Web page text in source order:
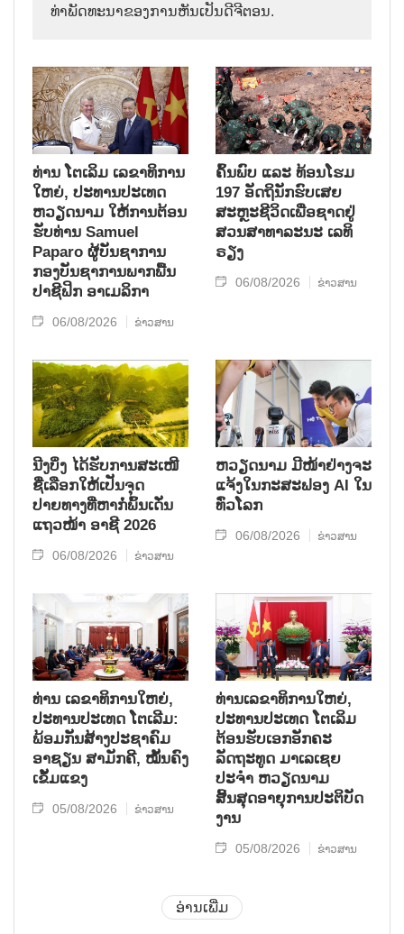
ທ່າພັດທະນາຂອງການຫັນເປັນດີຈີຕອນ.
ທ່ານ ໂຕ​ເລິມ ເລ​ຂາ​ທິ​ການ​
ໃຫຍ່, ປະ​ທານ​ປະ​ເທດ ​
ຫວຽດ​ນາມ ໃຫ້​ການ​ຕ້ອນ​
ຮັບ​ທ່ານ Samuel
Paparo ຜູ້​ບັນ​ຊາ​ການ
ກອງ​ບັນ​ຊາ​ການພາກ​ພື້ນ​
ປາ​ຊີ​ຟິກ ອາ​ເມ​ລິ​ກາ
06/08/2026 ຂ່າວສານ
ຄົ້ນ​ພົບ ແລະ ທ້ອນ​ໂຮມ
197 ອັດ​ຖິ​ນັກ​ຮົບ​ເສຍ​
ສະຫຼະ​ຊີ​ວິດ​ເພື່ອ​ຊາດ​ຢູ່​
ສວນ​ສາ​ທາ​ລະ​ນະ ເລ​ທິ​
ຣຽງ
06/08/2026 ຂ່າວສານ
ນີງບິ່ງ ໄດ້ຮັບການສະເໜີ
ຊື່ເລືອກໃຫ້ເປັນຈຸດ
ປາຍທາງທີ່ຫາກໍ່ພົ້ນເດັ່ນ
ແຖວໜ້າ ອາຊີ 2026
06/08/2026 ຂ່າວສານ
ຫວຽດນາມ ມີໜ້າຢ່າງຈະ
ແຈ້ງໃນກະສະຟອງ AI ໃນ
ທົ່ວໂລກ
06/08/2026 ຂ່າວສານ
ທ່ານ ເລຂາທິການໃຫຍ່,
ປະທານປະເທດ ໂຕເລີມ:
ພ້ອມກັນສ້າງປະຊາຄົມ
ອາຊຽນ ສາມັກຄີ, ໝັ້ນຄົງ
ເຂັ້ມແຂງ
05/08/2026 ຂ່າວສານ
ທ່ານເລຂາທິການໃຫຍ່,
ປະທານປະເທດ ໂຕເລິມ
ຕ້ອນຮັບເອກອັກຄະ
ລັດຖະທູດ ມາເລເຊຍ
ປະຈຳ ຫວຽດນາມ
ສິ້ນສຸດອາຍຸການປະຕິບັດ
ງານ
05/08/2026 ຂ່າວສານ
ອ່ານເພີ່ມ